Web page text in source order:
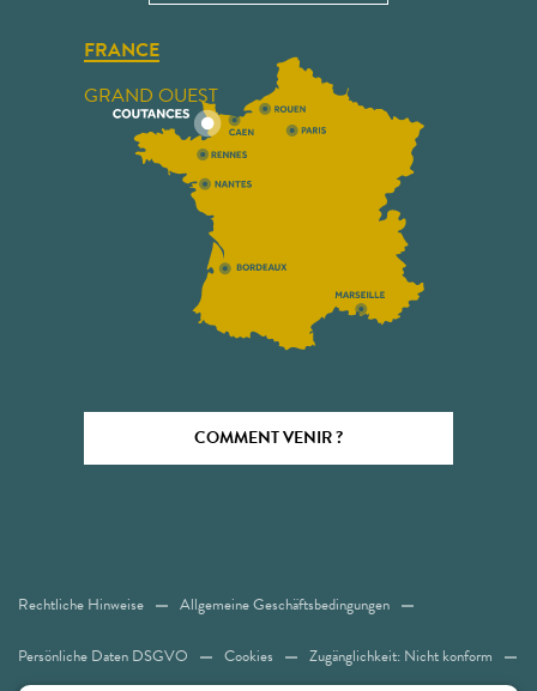
FRANCE
GRAND OUEST
COMMENT VENIR ?
Rechtliche Hinweise Allgemeine Geschäftsbedingungen
Persönliche Daten DSGVO Cookies Zugänglichkeit: Nicht konform